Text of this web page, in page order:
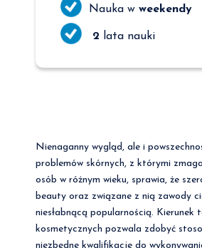
Nauka w weekendy
2 lata nauki
Nienaganny wygląd, ale i
problemów skórnych, z którymi
osób w różnym wieku, sprawia, że
beauty oraz związane z nią zawody
niesłabnącą popularnością. Kierunek
kosmetycznych pozwala zdobyć
niezbędne kwalifikacje do